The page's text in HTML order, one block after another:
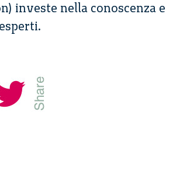
investe nella conoscenza e